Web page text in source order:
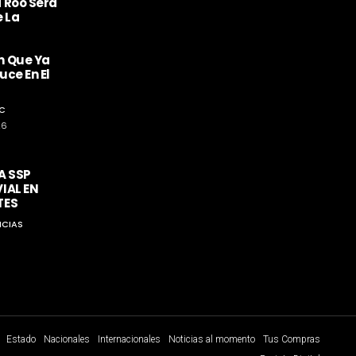
La
Que Ya
En El
SSP
EN
Estado Nacionales Internacionales Noticias al momento
Tus Compras